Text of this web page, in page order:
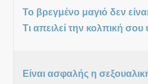
Το βρεγμένο μαγιό δεν
Τι απειλεί την κολπική σου
Είναι ασφαλής η